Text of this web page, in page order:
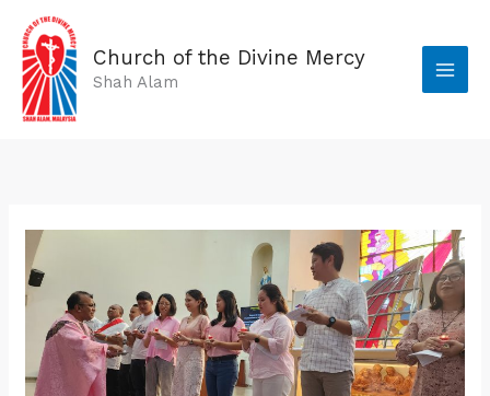
content
Church of the Divine Mercy
Shah Alam